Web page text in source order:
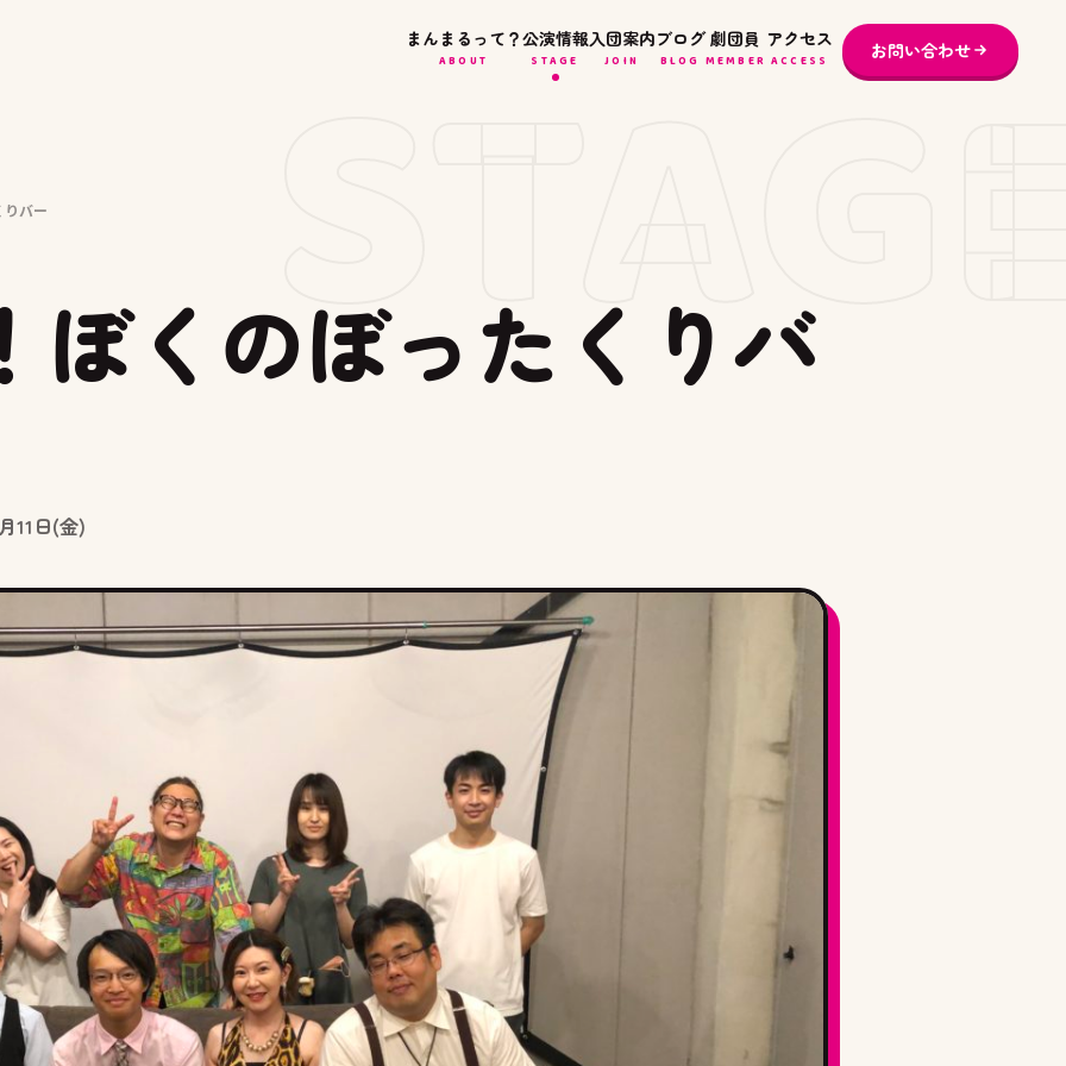
まんまるって？
ABOUT
公演情報
STAGE
入団案内
JOIN
ブログ
BLOG
劇団員
MEMBER
アクセス
ACCESS お問い合わせ
バー
ぼくのぼったくりバ
11日(金)